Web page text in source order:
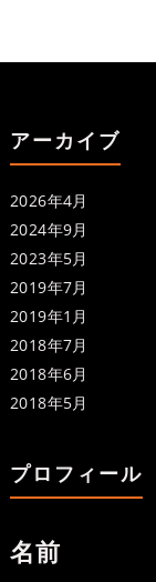
アーカイブ
2026年4月
2024年9月
2023年5月
2019年7月
2019年1月
2018年7月
2018年6月
2018年5月
プロフィール
名前